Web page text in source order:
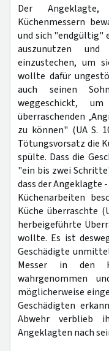
Der
Küchenmessern
und sich "endgültig"
auszunutzen
einzustechen, um
wollte dafür
auch seinen
weggeschickt,
überraschenden
zu können" (UA S.
Tötungsvorsatz die
spülte. Dass die
"ein bis zwei
dass der Angeklagte
Küchenarbeiten
Küche überraschte
herbeigeführte
wollte. Es ist
Geschädigte
Messer in den
wahrgenommen
möglicherweise
Geschädigten
Abwehr verblieb
Angeklagten nach